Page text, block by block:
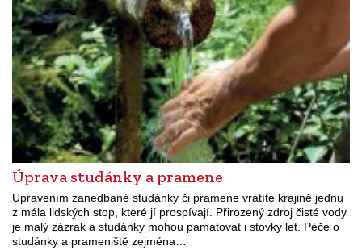
Úprava studánky a pramene
Upravením zanedbané studánky či pramene vrátíte krajině jednu
z mála lidských stop, které jí prospívají. Přirozený zdroj čisté vody
je malý zázrak a studánky mohou pamatovat i stovky let. Péče o
studánky a prameniště zejména…